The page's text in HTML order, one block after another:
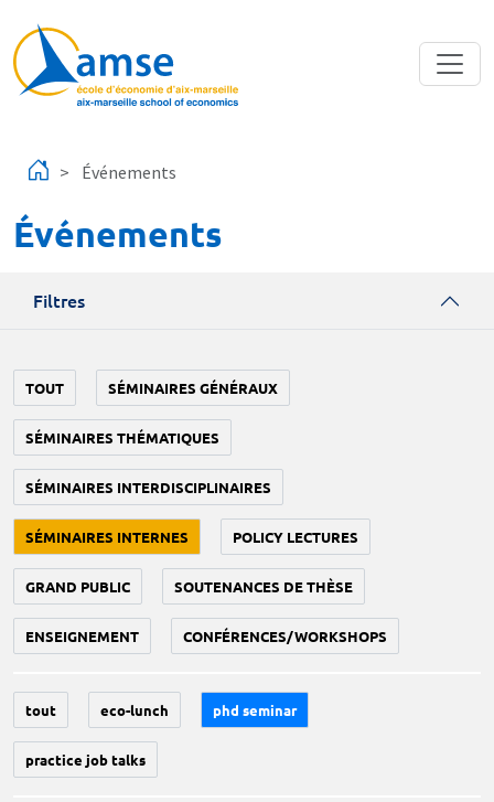
Événements
Événements
Filtres
TOUT SÉMINAIRES GÉNÉRAUX
SÉMINAIRES THÉMATIQUES
SÉMINAIRES INTERDISCIPLINAIRES
SÉMINAIRES INTERNES POLICY LECTURES
GRAND PUBLIC SOUTENANCES DE THÈSE
ENSEIGNEMENT CONFÉRENCES/WORKSHOPS
tout eco-lunch phd seminar
practice job talks